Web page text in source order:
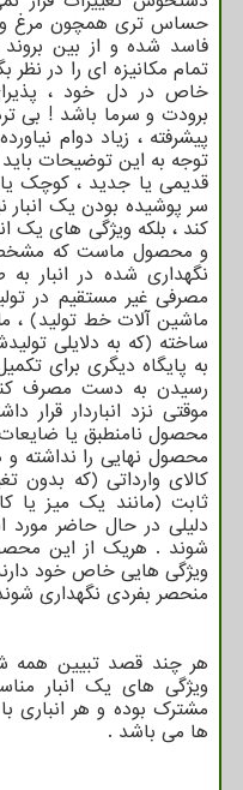
حساس تری همچون مرغ و
فاسد شده و از بین
تمام مکانیزه ای را در نظر
خاص در دل خود ،
برودت و سرما باشد ! بی
پیشرفته ، زیاد دوام
توجه به این توضیحات باید
قدیمی یا جدید ، کوچک یا
سر پوشیده بودن یک
کند ، بلکه ویژگی های یک
و محصول ماست که مشخص
نگهداری شده در انبار
مصرفی غیر مستقیم در
ماشین آلات خط تولید) ،
ساخته (که به دلایلی
به پایگاه دیگری برای
رسیدن به دست مصرف
موقتی نزد انباردار
محصول نامنطبق یا
محصول نهایی را نداشته
کالای وارداتی (که بدون
ثابت (مانند یک میز یا
دلیلی در حال حاضر مورد
شوند . هریک از این
ویژگی هایی خاص خود
منحصر بفردی نگهداری
هر چند قصد تبیین همه
ویژگی های یک انبار
مشترک بوده و هر
ها می باشد .